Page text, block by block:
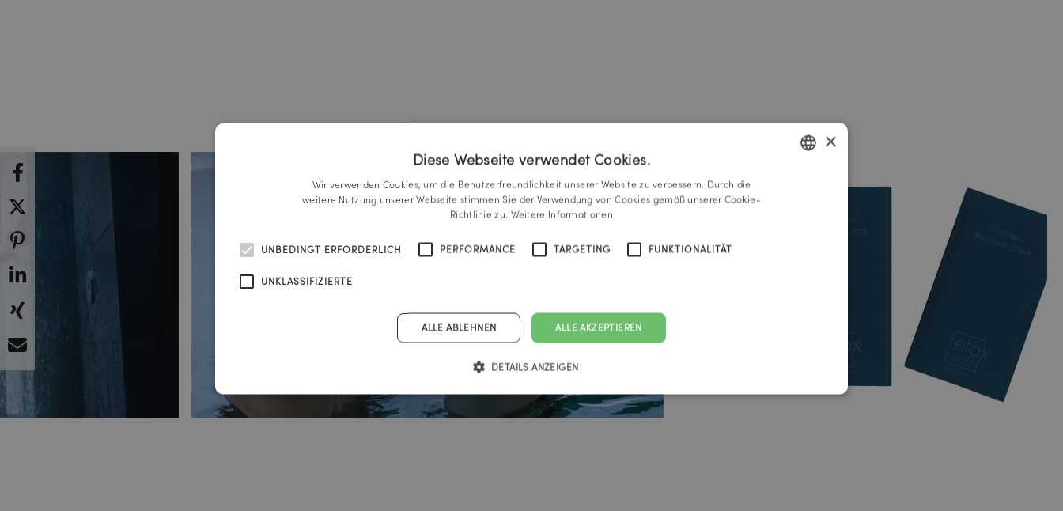
×
Diese Webseite verwendet Cookies.
Wir verwenden Cookies, um die Benutzerfreundlichkeit unserer Website zu verbessern. Durch die
weitere Nutzung unserer Webseite stimmen Sie der Verwendung von Cookies gemäß unserer Cookie-
Richtlinie zu. Weitere Informationen
UNBEDINGT ERFORDERLICH PERFORMANCE TARGETING FUNKTIONALITÄT
UNKLASSIFIZIERTE
ALLE AKZEPTIEREN
ALLE ABLEHNEN
DETAILS ANZEIGEN